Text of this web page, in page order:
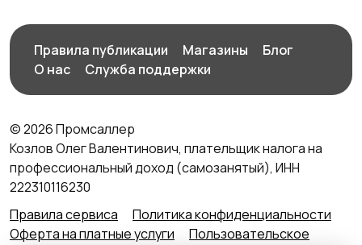
Правила публикации Магазины
Блог
О нас
Служба поддержки
© 2026 Промсаллер
Козлов Олег Валентинович, плательщик налога на
профессиональный доход (самозанятый), ИНН
222310116230
Правила сервиса
Политика конфиденциальности
Оферта на платные услуги
Пользовательское